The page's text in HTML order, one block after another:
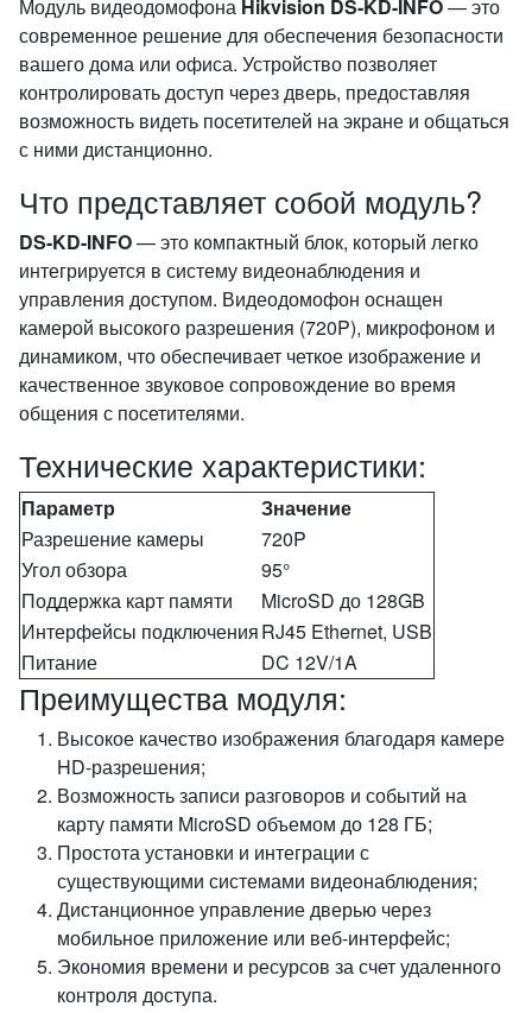
Модуль видеодомофона Hikvision DS-KD-INFO— это
современное решение для обеспечения безопасности
вашего дома или офиса. Устройство позволяет
контролировать доступ через дверь, предоставляя
возможность видеть посетителей на экране и общаться
с ними дистанционно.
Что представляет собой модуль?
DS-KD-INFO— это компактный блок, который легко
интегрируется в систему видеонаблюдения и
управления доступом. Видеодомофон оснащен
камерой высокого разрешения (720P), микрофоном и
динамиком, что обеспечивает четкое изображение и
качественное звуковое сопровождение во время
общения с посетителями.
Технические характеристики:
Параметр
Значение
Разрешение камеры
720P
Угол обзора
95°
Поддержка карт памяти
MicroSD до 128GB
Интерфейсы подключенияRJ45 Ethernet, USB
Питание
DC 12V/1A
Преимущества модуля:
Высокое качество изображения благодаря камере
HD-разрешения;
Возможность записи разговоров и событий на
карту памяти MicroSD объемом до 128 ГБ;
Простота установки и интеграции с
существующими системами видеонаблюдения;
Дистанционное управление дверью через
мобильное приложение или веб-интерфейс;
Экономия времени и ресурсов за счет удаленного
контроля доступа.